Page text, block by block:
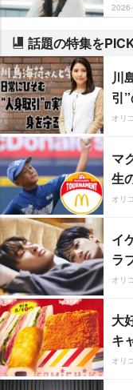
話題の特集を
川
引
オリ
マ
生
オリ
イ
ラ
オリ
大
キ
オリ